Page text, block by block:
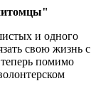
и одного
свою жизнь с
помимо